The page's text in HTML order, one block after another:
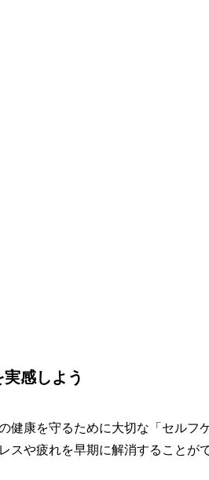
感しよう
健康を守るために大切な「セル
スや疲れを早期に解消することが